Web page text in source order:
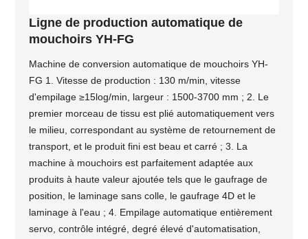
Ligne de production automatique de
mouchoirs YH-FG
Machine de conversion automatique de mouchoirs YH-
FG 1. Vitesse de production : 130 m/min, vitesse
d'empilage ≥15log/min, largeur : 1500-3700 mm ; 2. Le
premier morceau de tissu est plié automatiquement vers
le milieu, correspondant au système de retournement de
transport, et le produit fini est beau et carré ; 3. La
machine à mouchoirs est parfaitement adaptée aux
produits à haute valeur ajoutée tels que le gaufrage de
position, le laminage sans colle, le gaufrage 4D et le
laminage à l'eau ; 4. Empilage automatique entièrement
servo, contrôle intégré, degré élevé d'automatisation,